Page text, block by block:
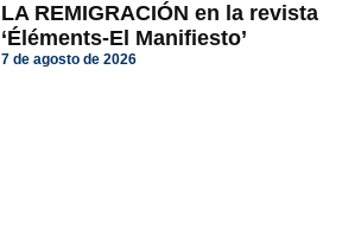
LA REMIGRACIÓN en la revista
‘Éléments-El Manifiesto’
7 de agosto de 2026